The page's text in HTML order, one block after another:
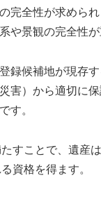
完全性が求めら
や景観の完全性が
登録候補地が現存
害）から適切に
す。
すことで、遺産
資格を得ます。